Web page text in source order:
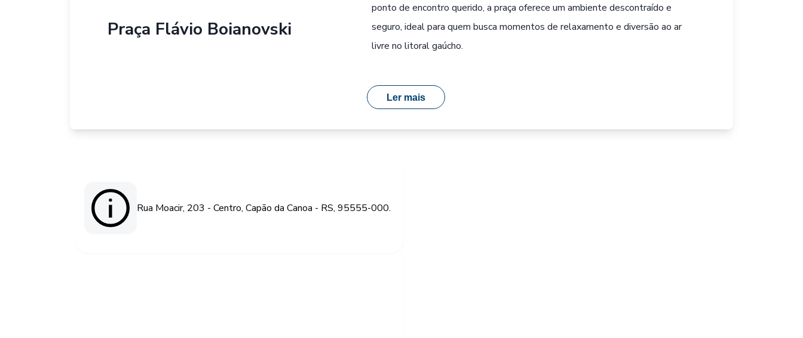
Praça Flávio Boianovski
ponto de encontro querido, a praça oferece um ambiente descontraído e
seguro, ideal para quem busca momentos de relaxamento e diversão ao ar
livre no litoral gaúcho.
Ler mais
Rua Moacir, 203 - Centro, Capão da Canoa - RS, 95555-000.